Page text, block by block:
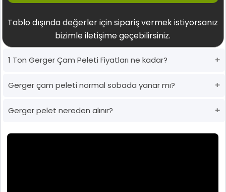
Tablo dışında değerler için sipariş vermek istiyorsanız
bizimle iletişime geçebilirsiniz.
1 Ton Gerger Çam Peleti Fiyatları ne kadar?
Gerger çam peleti normal sobada yanar mı?
Gerger pelet nereden alınır?